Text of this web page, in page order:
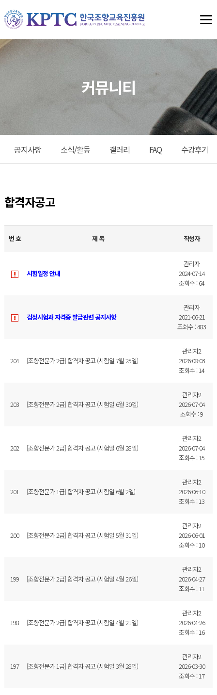
커뮤니티
공지사항 소식/활동 갤러리 FAQ 수강후기
합격자공고
번 호 제 목 작성자
시험일정 안내
관리자
2024-07-14
조회수 : 64
검정시험과 자격증 발급관련 공지사항
관리자
2021-06-21
조회수 : 483
204 [조향전문가 2급] 합격자 공고 (시험일 7월 25일)
관리자2
2026-08-03
조회수 : 14
203 [조향전문가 2급] 합격자 공고 (시험일 6월 30일)
관리자2
2026-07-04
조회수 : 9
202 [조향전문가 2급] 합격자 공고 (시험일 6월 28일)
관리자2
2026-07-04
조회수 : 15
201 [조향전문가 1급] 합격자 공고 (시험일 6월 2일)
관리자2
2026-06-10
조회수 : 13
200 [조향전문가 2급] 합격자 공고 (시험일 5월 31일)
관리자2
2026-06-01
조회수 : 10
199 [조향전문가 2급] 합격자 공고 (시험일 4월 26일)
관리자2
2026-04-27
조회수 : 11
198 [조향전문가 2급] 합격자 공고 (시험일 4월 21일)
관리자2
2026-04-26
조회수 : 16
197 [조향전문가 1급] 합격자 공고 (시험일 3월 28일)
관리자2
2026-03-30
조회수 : 17